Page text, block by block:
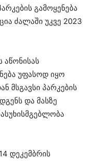
გამოყენება
ძალაში უკვე 2023
უფასოდ იყო
მსგავსი პარკების
და მასზე
დეკემბრის